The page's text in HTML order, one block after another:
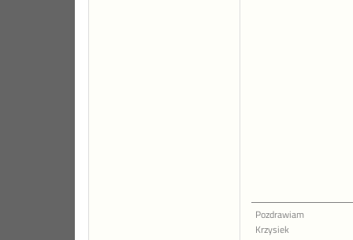
Pozdrawiam
Krzysiek